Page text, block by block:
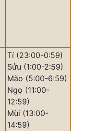
Tí (23:00-0:59)
Sửu (1:00-2:59)
Mão (5:00-6:59)
Ngọ (11:00-
12:59)
Mùi (13:00-
14:59)